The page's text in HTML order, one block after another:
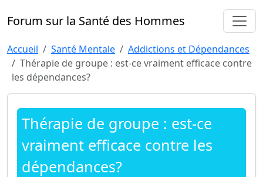
Forum sur la Santé des Hommes
Accueil Santé Mentale
Addictions et Dépendances
Thérapie de groupe : est-ce vraiment efficace contre
les dépendances?
Thérapie de groupe : est-ce
vraiment efficace contre les
dépendances?